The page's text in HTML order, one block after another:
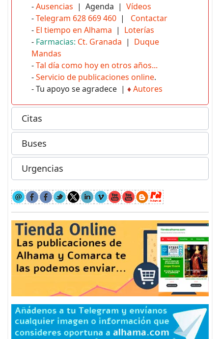
-Ausencias | Agenda | Vídeos
-Telegram 628 669 460 | Contactar
- El tiempo en Alhama | Loterías
- Farmacias: Ct. Granada | Duque
Mandas
-Tal día como hoy en otros años...
-Servicio de publicaciones online.
- Tu apoyo se agradece | ♦Autores
Citas
Buses
Urgencias